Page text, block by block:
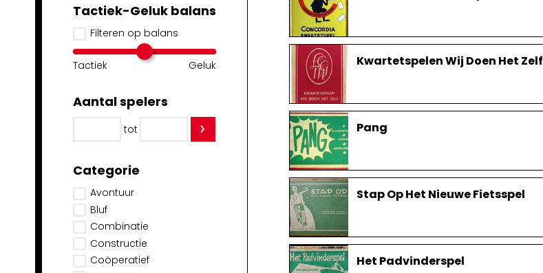
Tactiek-Geluk balans
Filteren op balans
Tactiek Geluk
Aantal spelers
tot
Categorie
Avontuur
Bluf
Combinatie
Constructie
Coöperatief
Kwartetspelen Wij Doen Het Zelf
Pang
Stap Op Het Nieuwe Fietsspel
Het Padvinderspel